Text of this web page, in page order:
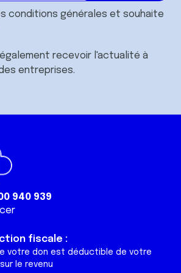
conditions générales et souhaite
recevoir l'actualité à
entreprises.
940 939
fiscale :
votre don est déductible de votre
le revenu